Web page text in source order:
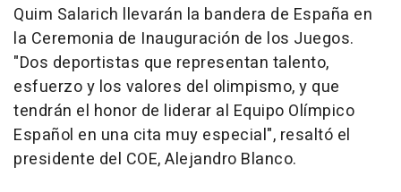
Quim Salarich llevarán la bandera de España en
la Ceremonia de Inauguración de los Juegos.
"Dos deportistas que representan talento,
esfuerzo y los valores del olimpismo, y que
tendrán el honor de liderar al Equipo Olímpico
Español en una cita muy especial", resaltó el
presidente del COE, Alejandro Blanco.